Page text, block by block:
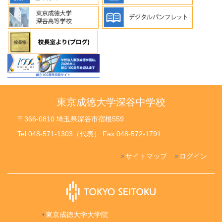
東京成徳大学深谷中学校
〒366-0810 埼玉県深谷市宿根559
Tel.048-571-1303（代表） Fax.048-572-1791
ログイン
サイトマップ
東京成徳大学大学院